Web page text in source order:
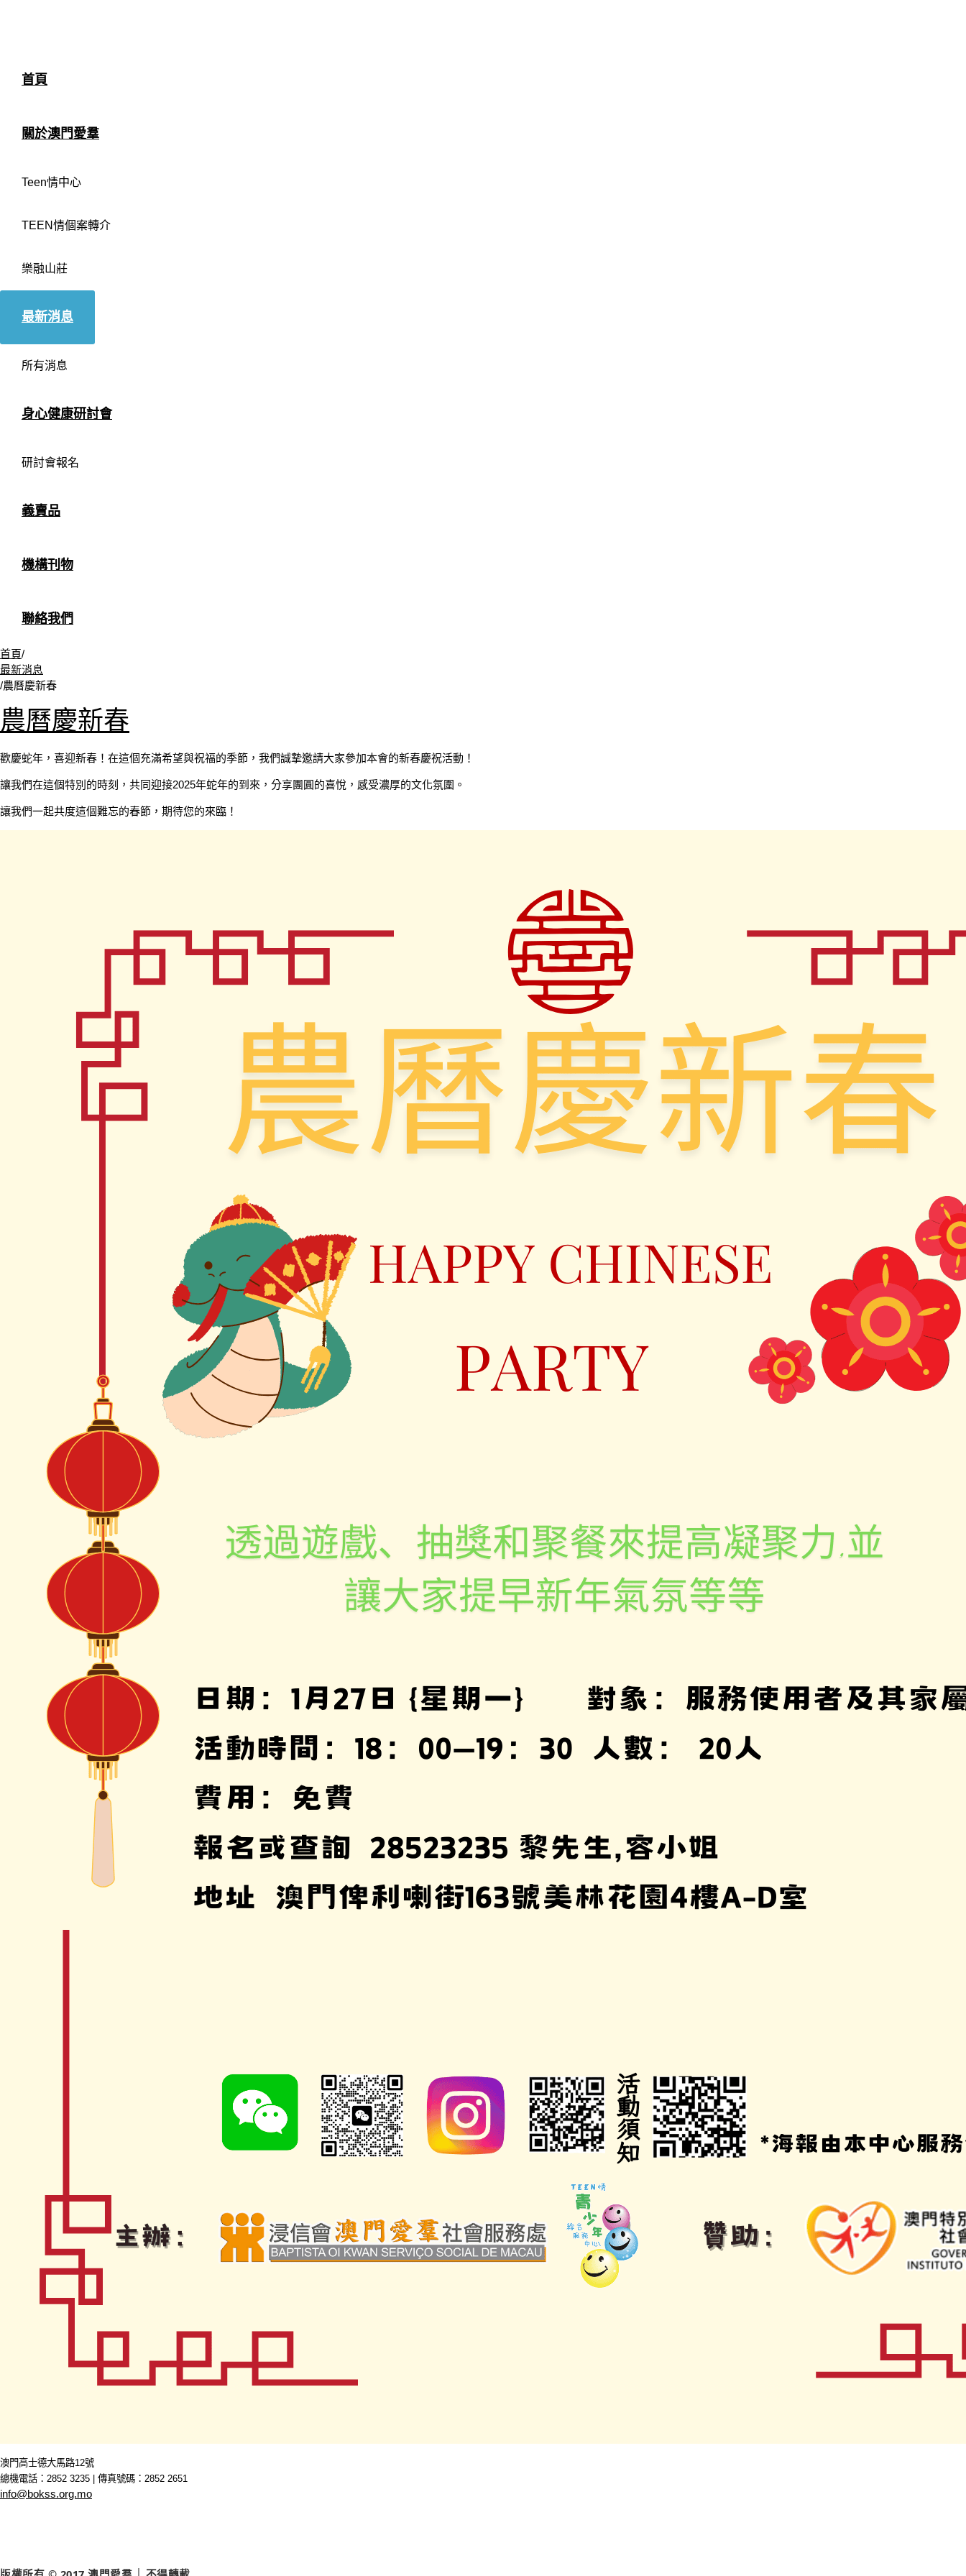
首頁
關於澳門愛羣
Teen情中心
TEEN情個案轉介
樂融山莊
最新消息
所有消息
身心健康研討會
研討會報名
義賣品
機構刊物
聯絡我們
首頁/
最新消息
/農曆慶新春
農曆慶新春
歡慶蛇年，喜迎新春！在這個充滿希望與祝福的季節，我們誠摯邀請大家參加本會的新春慶祝活動！
讓我們在這個特別的時刻，共同迎接2025年蛇年的到來，分享團圓的喜悅，感受濃厚的文化氛圍。
讓我們一起共度這個難忘的春節，期待您的來臨！
澳門高士德大馬路12號
總機電話：2852 3235 | 傳真號碼：2852 2651
info@bokss.org.mo